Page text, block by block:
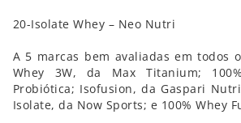
20-Isolate Whey – Neo Nutri
A 5 marcas bem avaliadas em todos
Whey 3W, da Max Titanium;
Probiótica; Isofusion, da Gaspari
Isolate, da Now Sports; e 100% Whey